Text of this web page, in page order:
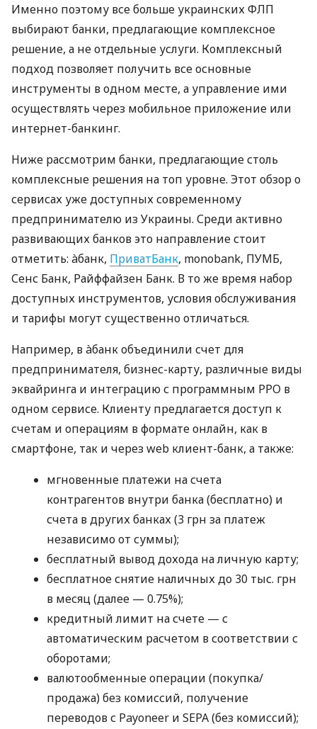
Именно поэтому все больше украинских ФЛП
выбирают банки, предлагающие комплексное
решение, а не отдельные услуги. Комплексный
подход позволяет получить все основные
инструменты в одном месте, а управление ими
осуществлять через мобильное приложение или
интернет-банкинг.
Ниже рассмотрим банки, предлагающие столь
комплексные решения на топ уровне. Этот обзор о
сервисах уже доступных современному
предпринимателю из Украины. Среди активно
развивающих банков это направление стоит
отметить: àбанк, ПриватБанк, monobank, ПУМБ,
Сенс Банк, Райффайзен Банк. В то же время набор
доступных инструментов, условия обслуживания
и тарифы могут существенно отличаться.
Например, в àбанк объединили счет для
предпринимателя, бизнес-карту, различные виды
эквайринга и интеграцию с программным РРО в
одном сервисе. Клиенту предлагается доступ к
счетам и операциям в формате онлайн, как в
смартфоне, так и через web клиент-банк, а также:
мгновенные платежи на счета
контрагентов внутри банка (бесплатно) и
счета в других банках (3 грн за платеж
независимо от суммы);
бесплатный вывод дохода на личную карту;
бесплатное снятие наличных до 30 тыс. грн
в месяц (далее — 0.75%);
кредитный лимит на счете — с
автоматическим расчетом в соответствии с
оборотами;
валютообменные операции (покупка/
продажа) без комиссий, получение
переводов с Payoneer и SEPA (без комиссий);